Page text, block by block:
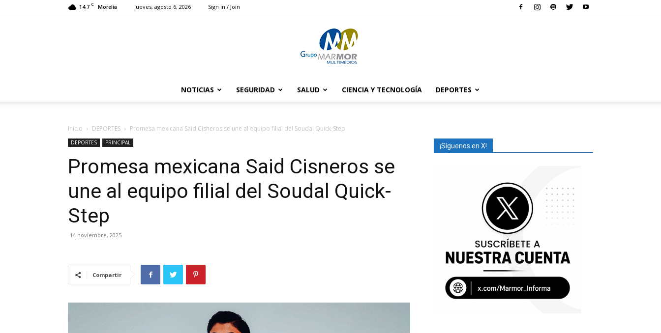
14.7 C Morelia jueves, agosto 6, 2026 Sign in / Join
Marmor
NOTICIAS SEGURIDAD SALUD CIENCIA Y TECNOLOGÍA DEPORTES
Inicio DEPORTES Promesa mexicana Said Cisneros se une al equipo filial del Soudal Quick-Step
DEPORTES PRINCIPAL
Promesa mexicana Said Cisneros se
une al equipo filial del Soudal Quick-
Step
14 noviembre, 2025
Compartir
¡Síguenos en X!